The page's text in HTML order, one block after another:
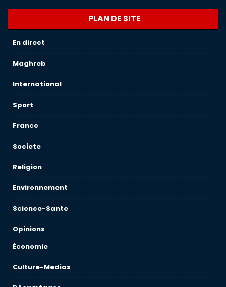
PLAN DE SITE
En direct
Maghreb
International
Sport
France
Societe
Religion
Environnement
Science-Sante
Opinions
Économie
Culture-Medias